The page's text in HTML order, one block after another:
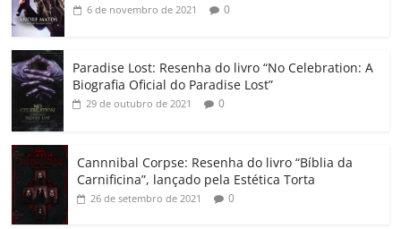
6 de novembro de 2021 0
Paradise Lost: Resenha do livro “No Celebration: A
Biografia Oficial do Paradise Lost”
29 de outubro de 2021 0
Cannnibal Corpse: Resenha do livro “Bíblia da
Carnificina”, lançado pela Estética Torta
26 de setembro de 2021 0